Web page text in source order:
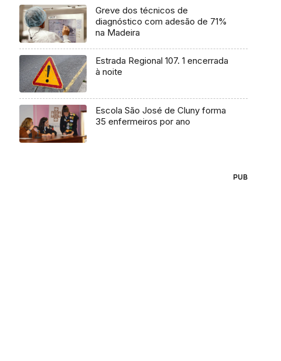
Greve dos técnicos de
diagnóstico com adesão de 71%
na Madeira
Estrada Regional 107. 1 encerrada
à noite
Escola São José de Cluny forma
35 enfermeiros por ano
PUB